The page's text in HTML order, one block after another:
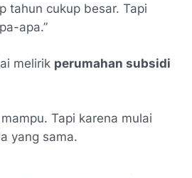
tahun cukup besar. Tapi
apa.”
melirik perumahan subsidi
Tapi karena mulai
yang sama.